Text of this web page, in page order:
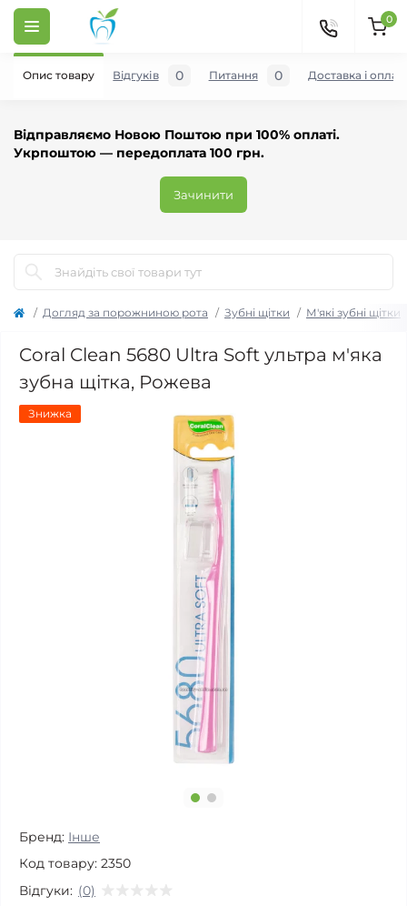
Відправляємо Новою Поштою при 100% оплаті.
Укрпоштою — передоплата 100 грн.
Зачинити
0
Догляд за порожниною рота Зубні щітки М'які зубні щітки
Coral Clean 5680 Ultra Soft ультра м'яка
зубна щітка, Рожева
Знижка
Бренд: Інше
Код товару: 2350
Відгуки: (0)
Опис товару Відгуків 0 Питання 0 Доставка і